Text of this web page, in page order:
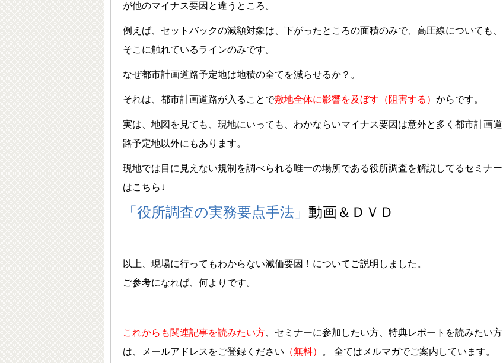
が他のマイナス要因と違うところ。
例えば、セットバックの減額対象は、下がったところの面積のみで、高圧線についても、
そこに触れているラインのみです。
なぜ都市計画道路予定地は地積の全てを減らせるか？。
それは、都市計画道路が入ることで敷地全体に影響を及ぼす（阻害する） からです。
実は、地図を見ても、現地にいっても、わかならいマイナス要因は意外と多く都市計画道
路予定地以外にもあります。
現地では目に見えない規制を調べられる唯一の場所である役所調査を解説してるセミナー
はこちら↓
「役所調査の実務要点手法」 動画＆ＤＶＤ
以上、現場に行ってもわからない減価要因！についてご説明しました。
ご参考になれば、何よりです。
これからも関連記事を読みたい方、セミナーに参加したい方、特典レポートを読みたい方
は、メールアドレスをご登録ください （無料） 。 全てはメルマガでご案内しています。